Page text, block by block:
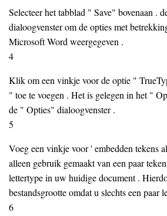
Selecteer het tabblad " Save" bovenaan .
dialoogvenster om de opties met
Microsoft Word weergegeven .
4
Klik om een vinkje voor de optie "
" toe te voegen . Het is gelegen in het "
de " Opties" dialoogvenster .
5
Voeg een vinkje voor ' embedden tekens
alleen gebruik gemaakt van een paar
lettertype in uw huidige document .
bestandsgrootte omdat u slechts een paar
6